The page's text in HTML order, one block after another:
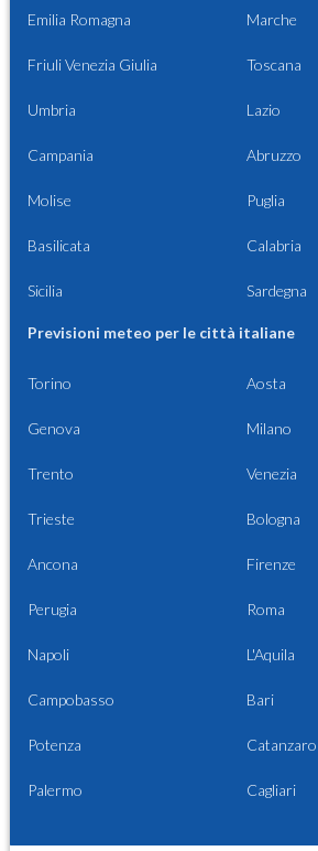
Emilia Romagna Marche
Friuli Venezia Giulia Toscana
Umbria Lazio
Campania Abruzzo
Molise Puglia
Basilicata Calabria
Sicilia Sardegna
Previsioni meteo per le città italiane
Torino Aosta
Genova Milano
Trento Venezia
Trieste Bologna
Ancona Firenze
Perugia Roma
Napoli L'Aquila
Campobasso Bari
Potenza Catanzaro
Palermo Cagliari